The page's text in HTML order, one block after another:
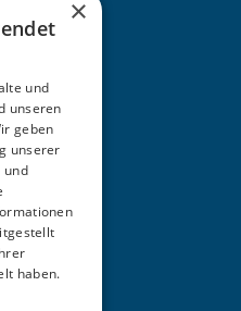
×
und
unseren
geben
unserer
und
haben.